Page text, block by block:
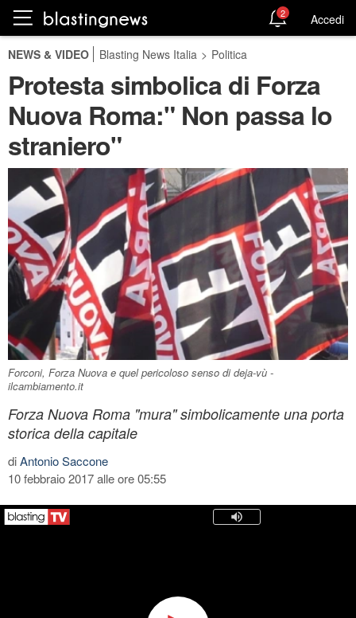
2 Accedi
NEWS & VIDEO Blasting News Italia > Politica
Protesta simbolica di Forza
Nuova Roma:" Non passa lo
straniero"
Forconi, Forza Nuova e quel pericoloso senso di deja-vù -
ilcambiamento.it
Forza Nuova Roma "mura" simbolicamente una porta
storica della capitale
diAntonio Saccone
10 febbraio 2017 alle ore 05:55